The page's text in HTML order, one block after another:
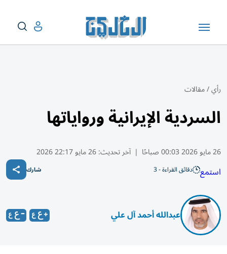
رأي/مقالات
السردية الإيرانية ورواياتها
26 مايو 2026 00:03 صباحًا | آخر تحديث:26 مايو 22:17 2026
استمع دقائق القراءة - 3 شارك
عبدالله أحمد آل علي